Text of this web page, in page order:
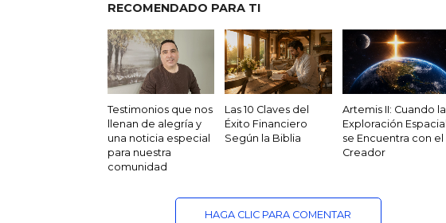
RECOMENDADO PARA TI
Testimonios que nos
llenan de alegría y
una noticia especial
para nuestra
comunidad
Las 10 Claves del
Éxito Financiero
Según la Biblia
Artemis II: Cuando la
Exploración Espacial
se Encuentra con el
Creador
HAGA CLIC PARA COMENTAR